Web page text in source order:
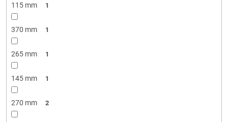
115 mm 1
370 mm 1
265 mm 1
145 mm 1
270 mm 2